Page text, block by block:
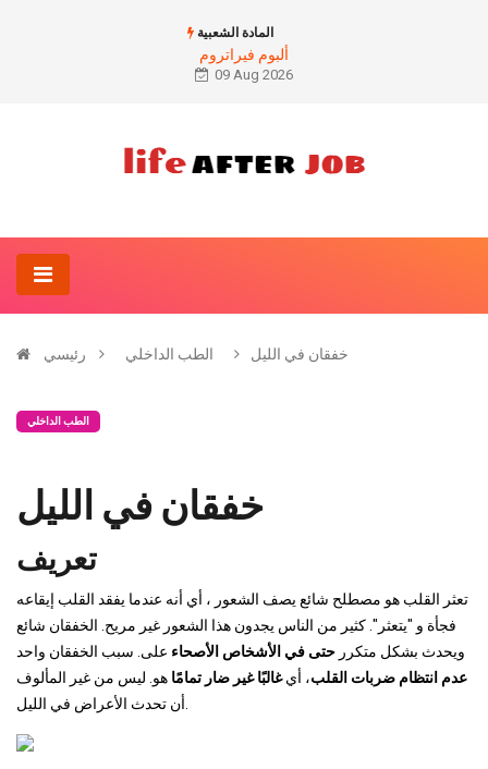
المادة الشعبية
ألبوم فيراتروم
09 Aug 2026
رئيسي الطب الداخلي خفقان في الليل
الطب الداخلي
خفقان في الليل
تعريف
تعثر القلب هو مصطلح شائع يصف الشعور ، أي أنه عندما يفقد القلب إيقاعه
فجأة و "يتعثر". كثير من الناس يجدون هذا الشعور غير مريح. الخفقان شائع
ويحدث بشكل متكرر حتى في الأشخاص الأصحاء على. سبب الخفقان واحد
عدم انتظام ضربات القلب، أيغالبًا غير ضار تمامًا هو. ليس من غير المألوف